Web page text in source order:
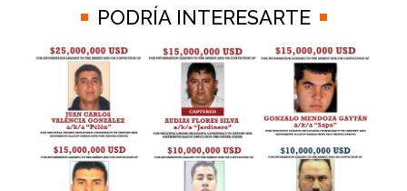
PODRÍA INTERESARTE